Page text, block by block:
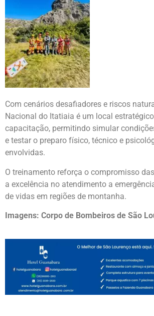
Com cenários desafiadores e riscos
Nacional do Itatiaia é um local
capacitação, permitindo simular
e testar o preparo físico, técnico e
envolvidas.
O treinamento reforça o compromisso
a excelência no atendimento a
de vidas em regiões de montanha.
Imagens: Corpo de Bombeiros de São